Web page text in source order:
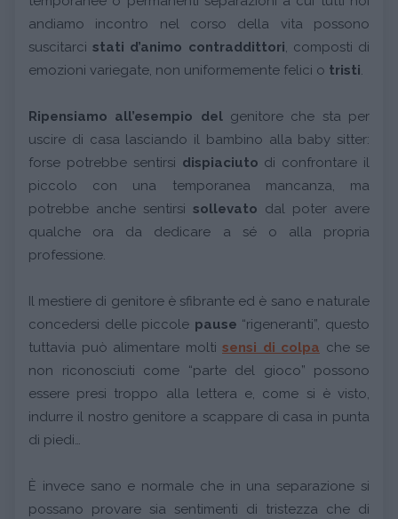
andiamo incontro nel corso della vita possono
suscitarcistati d’animo contraddittori, composti di
emozioni variegate, non uniformemente felici o tristi.
Ripensiamo all’esempio del genitore che sta per
uscire di casa lasciando il bambino alla baby sitter:
forse potrebbe sentirsi dispiaciuto di confrontare il
piccolo con una temporanea mancanza, ma
potrebbe anche sentirsi sollevato dal poter avere
qualche ora da dedicare a sé o alla propria
professione.
Il mestiere di genitore è sfibrante ed è sano e naturale
concedersi delle piccole pause “rigeneranti”, questo
tuttavia può alimentare molti sensi di colpa che se
non riconosciuti come “parte del gioco” possono
essere presi troppo alla lettera e, come si è visto,
indurre il nostro genitore a scappare di casa in punta
di piedi…
È invece sano e normale che in una separazione si
possano provare sia sentimenti di tristezza che di